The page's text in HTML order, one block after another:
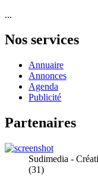
...
Nos services
Annuaire
Annonces
Agenda
Publicité
Partenaires
Sudimedia -
(31)